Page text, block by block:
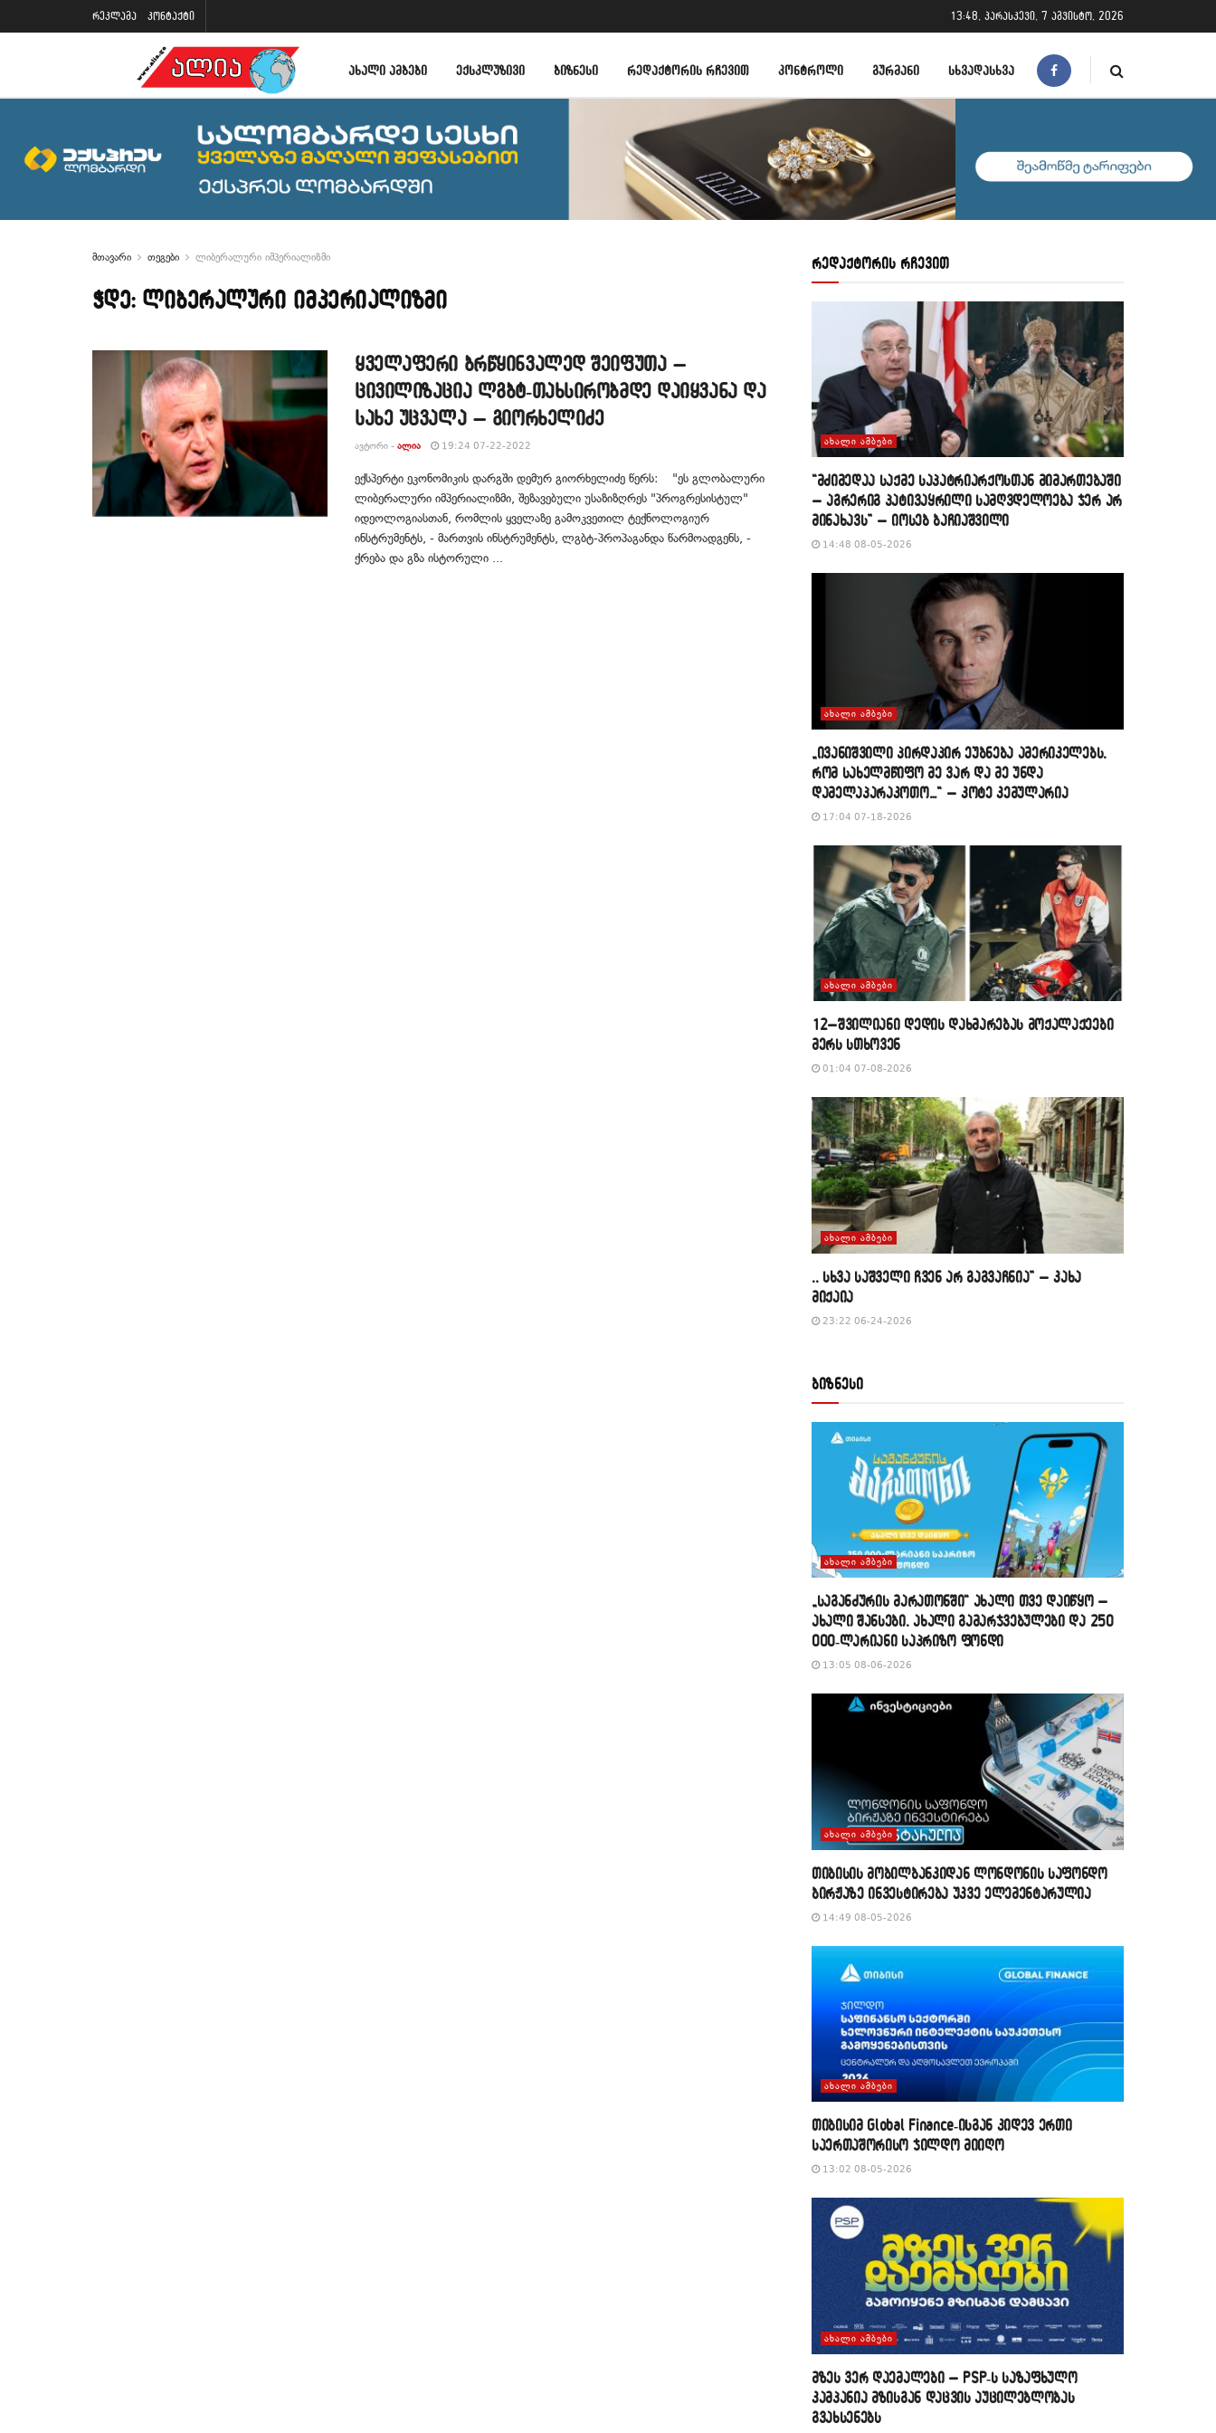
რეკლამა კონტაქტი 13:48, პარასკევი, 7 აგვისტო, 2026
ᲐᲮᲐᲚᲘ ᲐᲛᲑᲔᲑᲘ ᲔᲥᲡᲙᲚᲣᲖᲘᲕᲘ ᲑᲘᲖᲜᲔᲡᲘ ᲠᲔᲓᲐᲥᲢᲝᲠᲘᲡ ᲠᲩᲔᲕᲘᲗ ᲙᲝᲜᲢᲠᲝᲚᲘ ᲒᲣᲠᲛᲐᲜᲘ ᲡᲮᲕᲐᲓᲐᲡᲮᲕᲐ
მთავარი თეგები ლიბერალური იმპერიალიზმი
ჭდე: ლიბერალური იმპერიალიზმი
ყველაფერი ბრწყინვალედ შეიფუთა –
ცივილიზაცია ლგბტ-თახსირობმდე დაიყვანა და
სახე უცვალა – გიორხელიძე
ᲐᲕᲢᲝᲠᲘ - ᲐᲚᲘᲐ 19:24 07-22-2022
ექსპერტი ეკონომიკის დარგში დემურ გიორხელიძე წერს: "ეს გლობალური
ლიბერალური იმპერიალიზმი, შეზავებული უსაზიზღრეს "პროგრესისტულ"
იდეოლოგიასთან, რომლის ყველაზე გამოკვეთილ ტექნოლოგიურ
ინსტრუმენტს, - მართვის ინსტრუმენტს, ლგბტ-პროპაგანდა წარმოადგენს, -
ქრება და გზა ისტორული ...
რედაქტორის რჩევით
ᲐᲮᲐᲚᲘ ᲐᲛᲑᲔᲑᲘ
“მძიმედაა საქმე საპატრიარქოსთან მიმართებაში
– აგრერიგ პატივაყრილი სამღვდელოება ჯერ არ
მინახავს” – იოსებ ბაჩიაშვილი
14:48 08-05-2026
ᲐᲮᲐᲚᲘ ᲐᲛᲑᲔᲑᲘ
„ივანიშვილი პირდაპირ ეუბნება ამერიკელებს,
რომ სახელმწიფო მე ვარ და მე უნდა
დამელაპარაკოთო…“ – კოტე კემულარია
17:04 07-18-2026
ᲐᲮᲐᲚᲘ ᲐᲛᲑᲔᲑᲘ
12–შვილიანი დედის დახმარებას მოქალაქეები
მერს სთხოვენ
01:04 07-08-2026
ᲐᲮᲐᲚᲘ ᲐᲛᲑᲔᲑᲘ
,, სხვა საშველი ჩვენ არ გაგვაჩნია” – კახა
მიქაია
23:22 06-24-2026
ბიზნესი
ᲐᲮᲐᲚᲘ ᲐᲛᲑᲔᲑᲘ
„საგანძურის მარათონში“ ახალი თვე დაიწყო –
ახალი შანსები, ახალი გამარჯვებულები და 250
000-ლარიანი საპრიზო ფონდი
13:05 08-06-2026
ᲐᲮᲐᲚᲘ ᲐᲛᲑᲔᲑᲘ
თიბისის მობილბანკიდან ლონდონის საფონდო
ბირჟაზე ინვესტირება უკვე ელემენტარულია
14:49 08-05-2026
ᲐᲮᲐᲚᲘ ᲐᲛᲑᲔᲑᲘ
თიბისიმ Global Finance-ისგან კიდევ ერთი
საერთაშორისო ჯილდო მიიღო
13:02 08-05-2026
ᲐᲮᲐᲚᲘ ᲐᲛᲑᲔᲑᲘ
მზეს ვერ დაემალები – PSP-ს საზაფხულო
კამპანია მზისგან დაცვის აუცილებლობას
გვახსენებს